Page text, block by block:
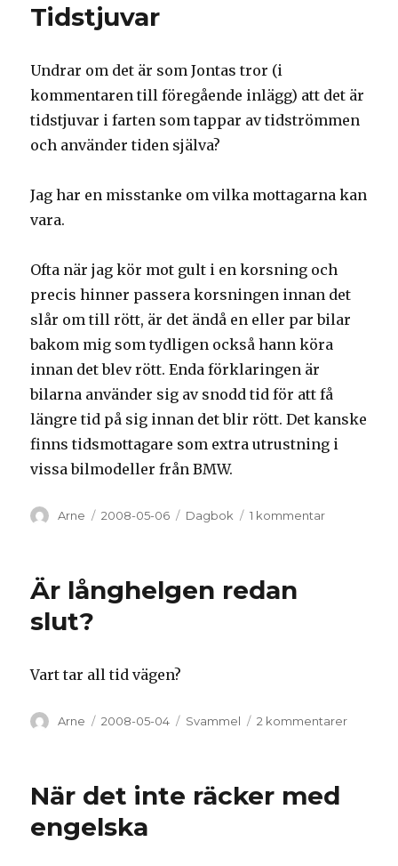
på
Tidstjuvar
Undrar om det är som Jontas tror (i
kommentaren till föregående inlägg) att det är
tidstjuvar i farten som tappar av tidströmmen
och använder tiden själva?
Jag har en misstanke om vilka mottagarna kan
vara.
Ofta när jag kör mot gult i en korsning och
precis hinner passera korsningen innan det
slår om till rött, är det ändå en eller par bilar
bakom mig som tydligen också hann köra
innan det blev rött. Enda förklaringen är
bilarna använder sig av snodd tid för att få
längre tid på sig innan det blir rött. Det kanske
finns tidsmottagare som extra utrustning i
vissa bilmodeller från BMW.
Författare
Arne Postat
2008-05-06 Kategorier
Dagbok 1 kommentar
Är långhelgen redan
slut?
Vart tar all tid vägen?
Författare
Arne Postat
2008-05-04 Kategorier
Svammel 2 kommentarer
När det inte räcker med
engelska